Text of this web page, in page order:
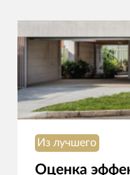
Из лучшего
Оценка